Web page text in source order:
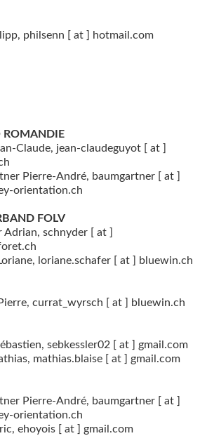
philsenn [ at ] hotmail.com
ROMANDIE
Claude, jean-claudeguyot [ at ]
Pierre-André, baumgartner [ at ]
orientation.ch
FOLV
Adrian, schnyder [ at ]
loriane.schafer [ at ] bluewin.ch
currat_wyrsch [ at ] bluewin.ch
sebkessler02 [ at ] gmail.com
mathias.blaise [ at ] gmail.com
Pierre-André, baumgartner [ at ]
orientation.ch
ehoyois [ at ] gmail.com